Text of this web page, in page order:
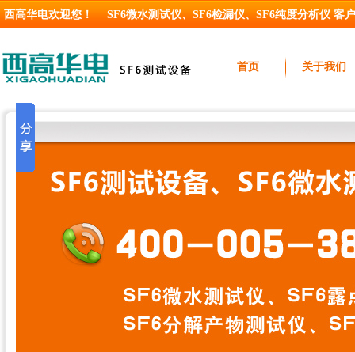
西高华电欢迎您！ SF6微水测试仪、 SF6检漏仪、 SF6纯度分析仪 客
首页 关于我们